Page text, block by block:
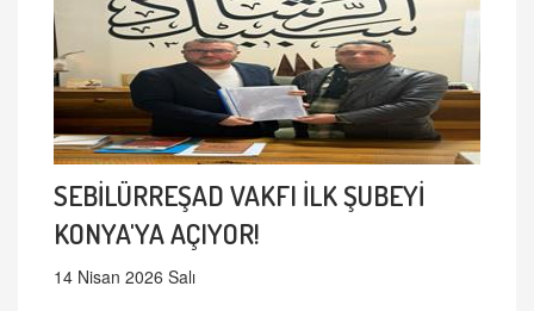
SEBİLÜRREŞAD VAKFI İLK ŞUBEYİ
KONYA'YA AÇIYOR!
14 Nisan 2026 Salı